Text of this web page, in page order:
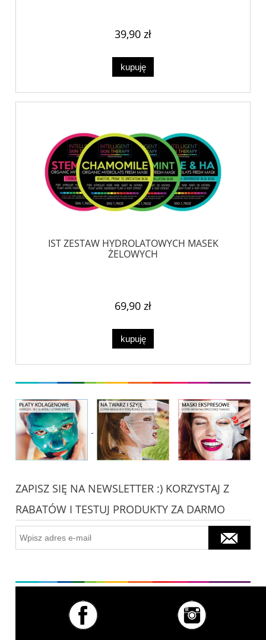
39,90 zł
kupuję
IST ZESTAW HYDROLATOWYCH MASEK
ŻELOWYCH
69,90 zł
kupuję
ZAPISZ SIĘ NA NEWSLETTER :) KORZYSTAJ Z
RABATÓW I TESTUJ PRODUKTY ZA DARMO